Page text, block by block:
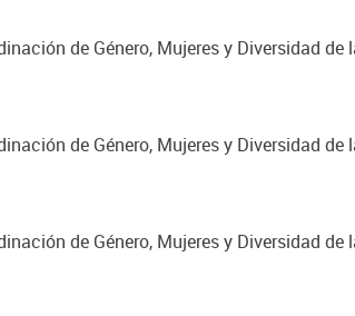
de Género, Mujeres y Diversidad de
de Género, Mujeres y Diversidad de
de Género, Mujeres y Diversidad de